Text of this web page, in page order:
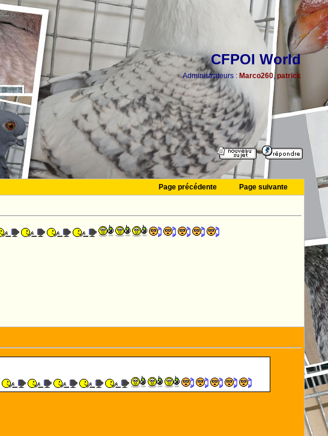
CFPOI World
Administrateurs : Marco260, patrick
Page précédente
Page suivante